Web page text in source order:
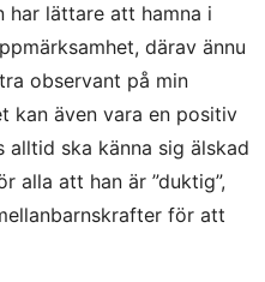
har lättare att hamna i
därav ännu
observant på min
kan även vara en positiv
ska känna sig älskad
alla att han är ”duktig”,
för att